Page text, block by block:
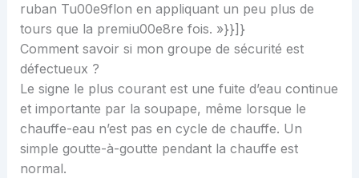
ruban Tu00e9flon en appliquant un peu plus de
tours que la premiu00e8re fois. »}}]}
Comment savoir si mon groupe de sécurité est
défectueux ?
Le signe le plus courant est une fuite d’eau continue
et importante par la soupape, même lorsque le
chauffe-eau n’est pas en cycle de chauffe. Un
simple goutte-à-goutte pendant la chauffe est
normal.